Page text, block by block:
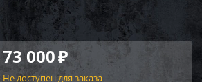
73 000₽
Не доступен для заказа